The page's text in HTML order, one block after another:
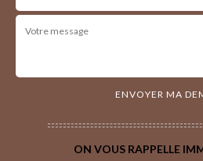
ON VOUS RAPPELLE